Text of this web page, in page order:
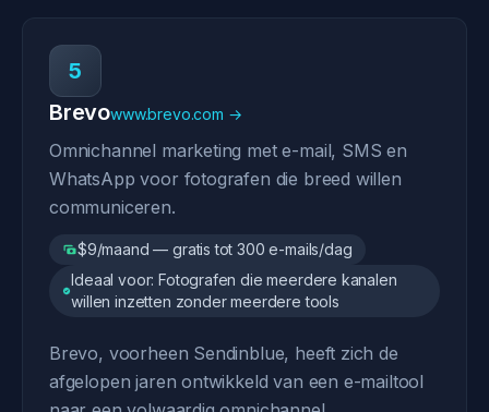
5
Brevowww.brevo.com →
Omnichannel marketing met e-mail, SMS en
WhatsApp voor fotografen die breed willen
communiceren.
$9/maand — gratis tot 300 e-mails/dag
Ideaal voor: Fotografen die meerdere kanalen
willen inzetten zonder meerdere tools
Brevo, voorheen Sendinblue, heeft zich de
afgelopen jaren ontwikkeld van een e-mailtool